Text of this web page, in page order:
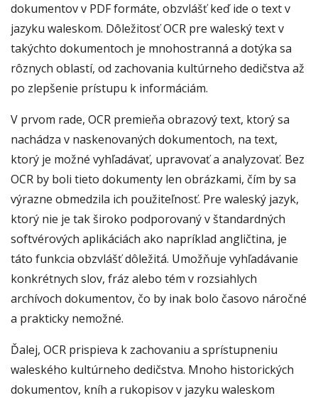
dokumentov v PDF formáte, obzvlášť keď ide o text v
jazyku waleskom. Dôležitosť OCR pre waleský text v
takýchto dokumentoch je mnohostranná a dotýka sa
rôznych oblastí, od zachovania kultúrneho dedičstva až
po zlepšenie prístupu k informáciám.
V prvom rade, OCR premieňa obrazový text, ktorý sa
nachádza v naskenovaných dokumentoch, na text,
ktorý je možné vyhľadávať, upravovať a analyzovať. Bez
OCR by boli tieto dokumenty len obrázkami, čím by sa
výrazne obmedzila ich použiteľnosť. Pre waleský jazyk,
ktorý nie je tak široko podporovaný v štandardných
softvérových aplikáciách ako napríklad angličtina, je
táto funkcia obzvlášť dôležitá. Umožňuje vyhľadávanie
konkrétnych slov, fráz alebo tém v rozsiahlych
archívoch dokumentov, čo by inak bolo časovo náročné
a prakticky nemožné.
Ďalej, OCR prispieva k zachovaniu a sprístupneniu
waleského kultúrneho dedičstva. Mnoho historických
dokumentov, kníh a rukopisov v jazyku waleskom